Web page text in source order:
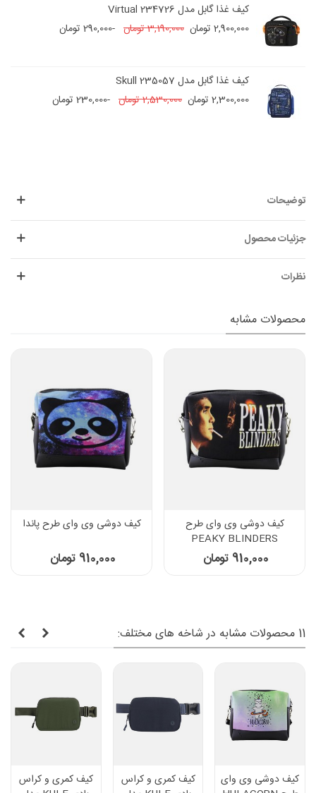
کیف غذا گابل مدل 234726 Virtual
2,900,000 تومان
3,190,000 تومان -290,000 تومان
کیف غذا گابل مدل 235057 Skull
2,300,000 تومان
2,530,000 تومان -230,000 تومان
توضیحات
جزئیات محصول
نظرات
محصولات مشابه
کیف دوشی وی وای طرح
PEAKY BLINDERS
910,000 تومان
کیف دوشی وی وای طرح پاندا
910,000 تومان
11 محصولات مشابه در شاخه های مختلف:
کیف دوشی وی وای
کیف کمری و کراس
کیف کمری و کراس